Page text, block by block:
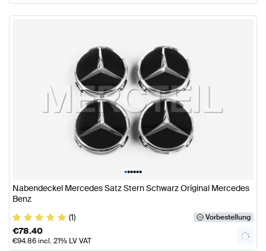
••••••
Nabendeckel Mercedes Satz Stern Schwarz Original Mercedes
Benz
(1)
Vorbestellung
€78.40
€94.86incl. 21% LV VAT